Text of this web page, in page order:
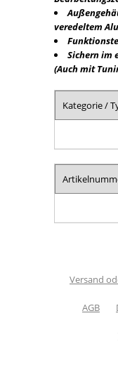
veredeltem
Sichern im
(Auch mit
Kategorie /
Versand
AGB